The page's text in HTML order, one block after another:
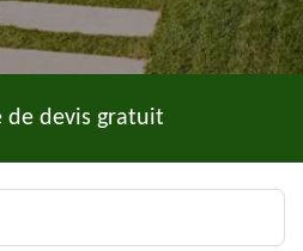
de devis gratuit